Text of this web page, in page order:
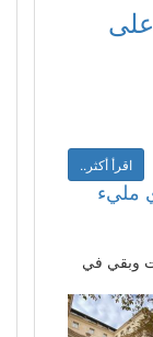
اقرأ أكثر..
مليء
وبقي في